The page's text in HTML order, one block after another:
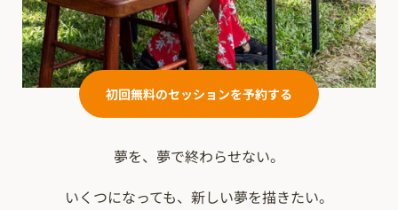
初回無料のセッションを予約する
夢を、夢で終わらせない。
いくつになっても、新しい夢を描きたい。